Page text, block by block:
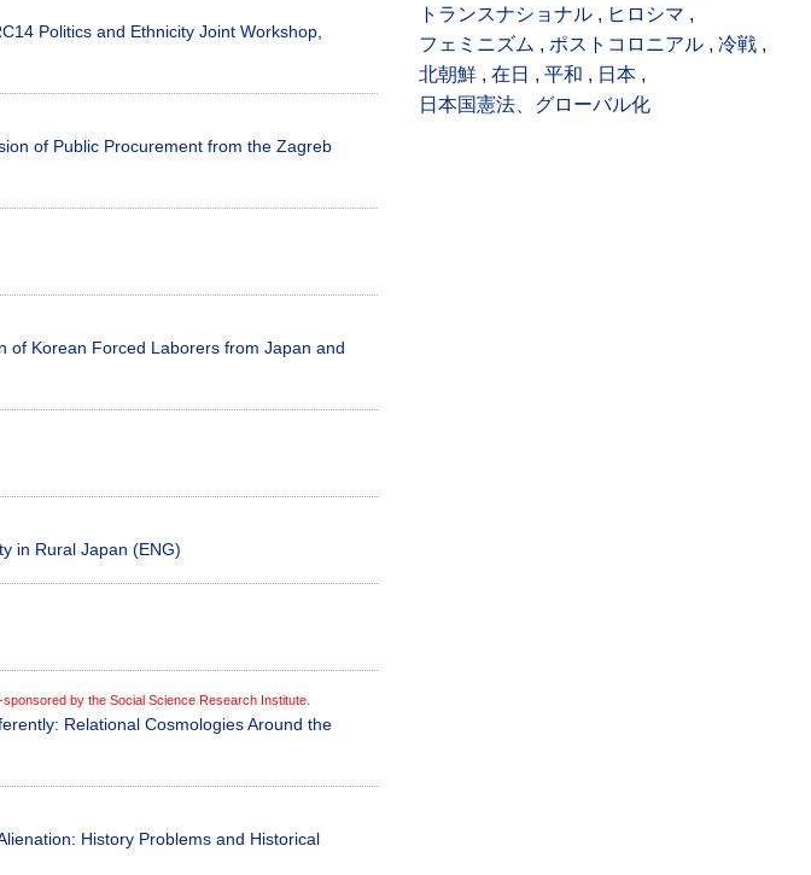
Politics and Ethnicity Joint Workshop,
of Public Procurement from the Zagreb
of Korean Forced Laborers from Japan and
in Rural Japan (ENG)
by the Social Science Research Institute.
Relational Cosmologies Around the
History Problems and Historical
トランスナショナル , ヒロシマ ,
フェミニズム , ポストコロニアル , 冷戦 ,
北朝鮮 , 在日 , 平和 , 日本 ,
日本国憲法、グローバル化